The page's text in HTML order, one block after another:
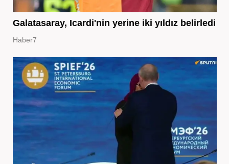
Galatasaray, Icardi'nin yerine iki yıldız belirledi
Haber7